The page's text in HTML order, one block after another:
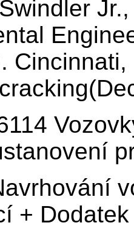
+ Dodatek